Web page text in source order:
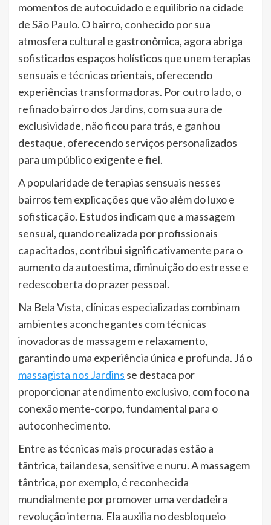
momentos de autocuidado e equilíbrio na cidade
de São Paulo. O bairro, conhecido por sua
atmosfera cultural e gastronômica, agora abriga
sofisticados espaços holísticos que unem terapias
sensuais e técnicas orientais, oferecendo
experiências transformadoras. Por outro lado, o
refinado bairro dos Jardins, com sua aura de
exclusividade, não ficou para trás, e ganhou
destaque, oferecendo serviços personalizados
para um público exigente e fiel.
A popularidade de terapias sensuais nesses
bairros tem explicações que vão além do luxo e
sofisticação. Estudos indicam que a massagem
sensual, quando realizada por profissionais
capacitados, contribui significativamente para o
aumento da autoestima, diminuição do estresse e
redescoberta do prazer pessoal.
Na Bela Vista, clínicas especializadas combinam
ambientes aconchegantes com técnicas
inovadoras de massagem e relaxamento,
garantindo uma experiência única e profunda. Já o
massagista nos Jardins se destaca por
proporcionar atendimento exclusivo, com foco na
conexão mente-corpo, fundamental para o
autoconhecimento.
Entre as técnicas mais procuradas estão a
tântrica, tailandesa, sensitive e nuru. A massagem
tântrica, por exemplo, é reconhecida
mundialmente por promover uma verdadeira
revolução interna. Ela auxilia no desbloqueio